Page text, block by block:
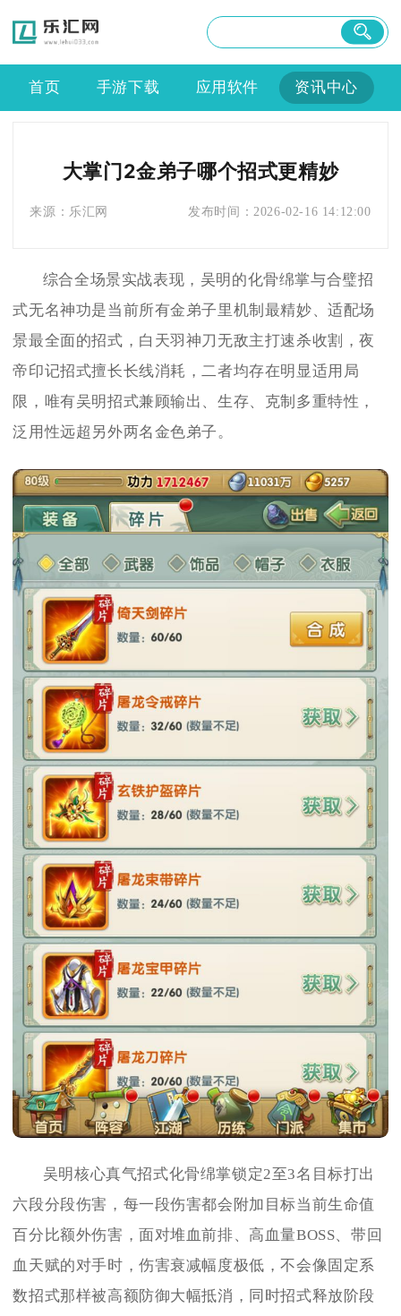
首页 手游下载 应用软件 资讯中心
大掌门2金弟子哪个招式更精妙
来源： 乐汇网 发布时间： 2026-02-16 14:12:00
综合全场景实战表现，吴明的化骨绵掌与合璧招
式无名神功是当前所有金弟子里机制最精妙、适配场
景最全面的招式，白天羽神刀无敌主打速杀收割，夜
帝印记招式擅长长线消耗，二者均存在明显适用局
限，唯有吴明招式兼顾输出、生存、克制多重特性，
泛用性远超另外两名金色弟子。
吴明核心真气招式化骨绵掌锁定2至3名目标打出
六段分段伤害，每一段伤害都会附加目标当前生命值
百分比额外伤害，面对堆血前排、高血量BOSS、带回
血天赋的对手时，伤害衰减幅度极低，不会像固定系
数招式那样被高额防御大幅抵消，同时招式释放阶段